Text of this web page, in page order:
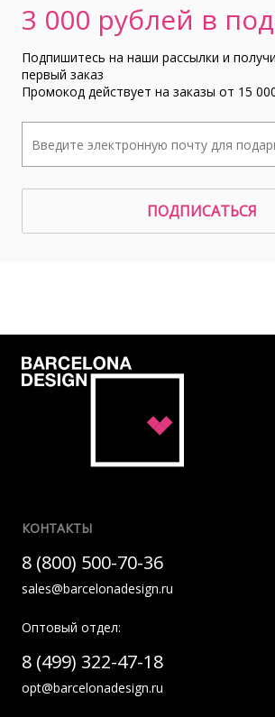
3 000 рублей в
Подпишитесь на наши рассылки и
первый заказ
Промокод действует на заказы от 15
ПОДПИСАТЬСЯ
КОНТАКТЫ
8 (800) 500-70-36
sales@barcelonadesign.ru
Оптовый отдел:
8 (499) 322-47-18
opt@barcelonadesign.ru